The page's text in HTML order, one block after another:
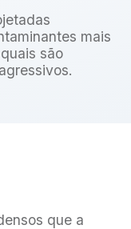
mais
são
que a